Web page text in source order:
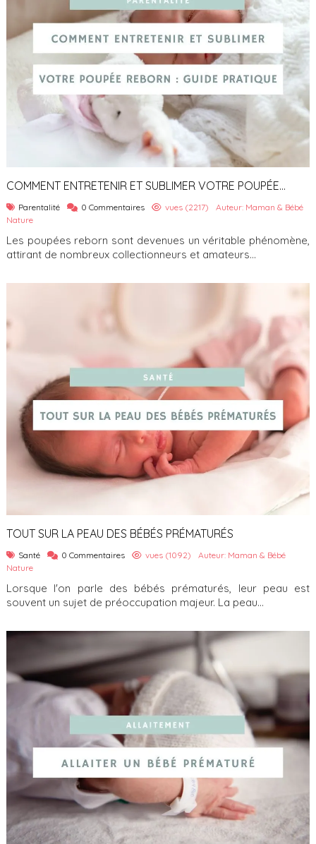
COMMENT ENTRETENIR ET SUBLIMER VOTRE POUPÉE
REBORN
Parentalité 0 Commentaires vues (2217)
Auteur: Maman & Bébé
Nature
Les poupées reborn sont devenues un véritable phénomène,
attirant de nombreux collectionneurs et amateurs...
TOUT SUR LA PEAU DES BÉBÉS PRÉMATURÉS
Santé 0 Commentaires vues (1092)
Auteur: Maman & Bébé
Nature
Lorsque l'on parle des bébés prématurés, leur peau est
souvent un sujet de préoccupation majeur. La peau...